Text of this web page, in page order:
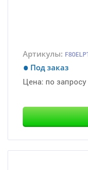
Артикулы:
Под заказ
Цена: по запросу